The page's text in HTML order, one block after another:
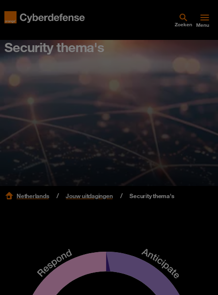
Zoeken Menu
Security thema's
Netherlands Jouw uitdagingen Security thema's